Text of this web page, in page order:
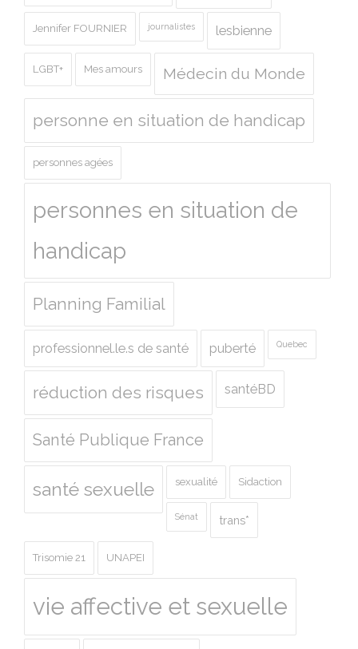
Jennifer FOURNIER journalistes lesbienne
LGBT+ Mes amours Médecin du Monde
personne en situation de handicap
personnes agées
personnes en situation de
handicap
Planning Familial
professionnel.le.s de santé puberté Quebec
réduction des risques santéBD
Santé Publique France
santé sexuelle sexualité Sidaction
Sénat trans*
Trisomie 21 UNAPEI
vie affective et sexuelle